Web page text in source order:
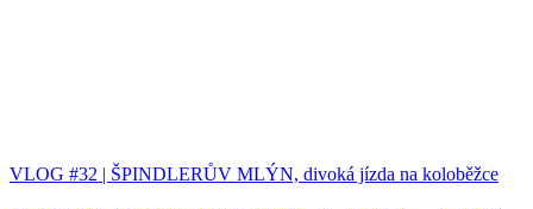
VLOG #32 | ŠPINDLERŮV MLÝN, divoká jízda na koloběžce